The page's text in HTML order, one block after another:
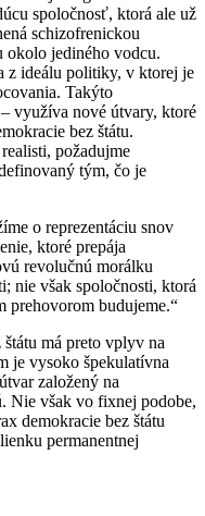
spoločnosť, ktorá ale už
schizofrenickou
okolo jediného vodcu.
z ideálu politiky, v ktorej je
Takýto
využíva nové útvary, ktoré
bez štátu.
požadujme
tým, čo je
o reprezentáciu snov
ktoré prepája
revolučnú morálku
nie však spoločnosti, ktorá
prehovorom budujeme.“
má preto vplyv na
je vysoko špekulatívna
založený na
Nie však vo fixnej podobe,
demokracie bez štátu
permanentnej